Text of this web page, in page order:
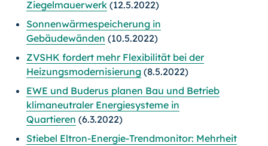
Ziegelmauerwerk (12.5.2022)
Sonnenwärmespeicherung in
Gebäudewänden (10.5.2022)
ZVSHK fordert mehr Flexibilität bei der
Heizungsmodernisierung (8.5.2022)
EWE und Buderus planen Bau und Betrieb
klimaneutraler Energiesysteme in
Quartieren (6.3.2022)
Stiebel Eltron-Energie-Trendmonitor: Mehrheit